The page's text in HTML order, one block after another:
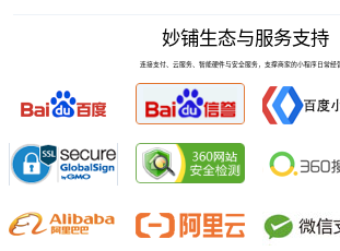
妙铺生态与服务支持
连接支付、云服务、智能硬件与安全服务，支撑商家的小程序日常经